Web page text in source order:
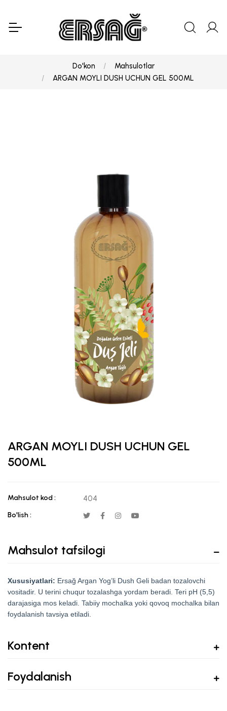
Do'kon
Mahsulotlar
ARGAN MOYLI DUSH UCHUN GEL 500ML
ARGAN MOYLI DUSH UCHUN GEL
500ML
Mahsulot kod : 404
Bo'lish :
Mahsulot tafsilogi
Xususiyatlari: Ersağ Argan Yog’li Dush Geli badan tozalovchi
vositadir. U terini chuqur tozalashga yordam beradi. Teri pH (5,5)
darajasiga mos keladi. Tabiiy mochalka yoki qovoq mochalka bilan
foydalanish tavsiya etiladi.
Kontent
Foydalanish